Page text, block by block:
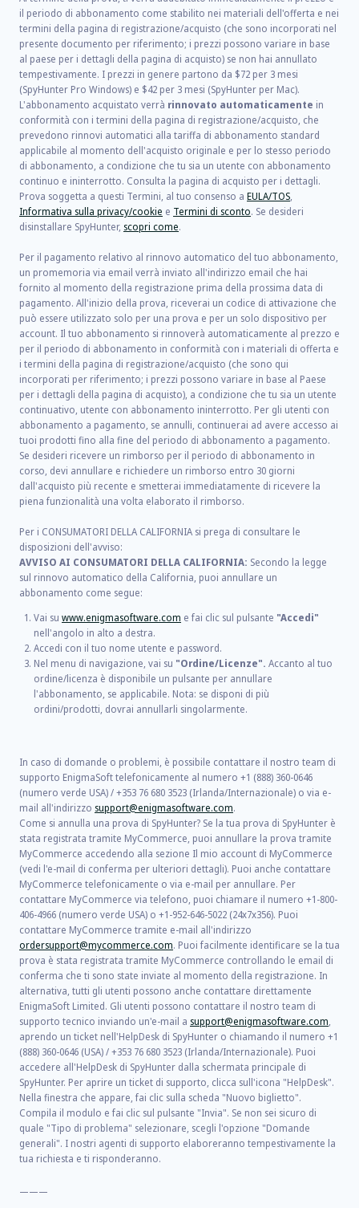
il periodo di abbonamento come stabilito nei materiali dell'offerta e nei
termini della pagina di registrazione/acquisto (che sono incorporati nel
presente documento per riferimento; i prezzi possono variare in base
al paese per i dettagli della pagina di acquisto) se non hai annullato
tempestivamente. I prezzi in genere partono da $72 per 3 mesi
(SpyHunter Pro Windows) e $42 per 3 mesi (SpyHunter per Mac).
L'abbonamento acquistato verrà rinnovato automaticamente in
conformità con i termini della pagina di registrazione/acquisto, che
prevedono rinnovi automatici alla tariffa di abbonamento standard
applicabile al momento dell'acquisto originale e per lo stesso periodo
di abbonamento, a condizione che tu sia un utente con abbonamento
continuo e ininterrotto. Consulta la pagina di acquisto per i dettagli.
Prova soggetta a questi Termini, al tuo consenso a EULA/TOS,
Informativa sulla privacy/cookie e Termini di sconto. Se desideri
disinstallare SpyHunter, scopri come.
Per il pagamento relativo al rinnovo automatico del tuo abbonamento,
un promemoria via email verrà inviato all'indirizzo email che hai
fornito al momento della registrazione prima della prossima data di
pagamento. All'inizio della prova, riceverai un codice di attivazione che
può essere utilizzato solo per una prova e per un solo dispositivo per
account. Il tuo abbonamento si rinnoverà automaticamente al prezzo e
per il periodo di abbonamento in conformità con i materiali di offerta e
i termini della pagina di registrazione/acquisto (che sono qui
incorporati per riferimento; i prezzi possono variare in base al Paese
per i dettagli della pagina di acquisto), a condizione che tu sia un utente
continuativo, utente con abbonamento ininterrotto. Per gli utenti con
abbonamento a pagamento, se annulli, continuerai ad avere accesso ai
tuoi prodotti fino alla fine del periodo di abbonamento a pagamento.
Se desideri ricevere un rimborso per il periodo di abbonamento in
corso, devi annullare e richiedere un rimborso entro 30 giorni
dall'acquisto più recente e smetterai immediatamente di ricevere la
piena funzionalità una volta elaborato il rimborso.
Per i CONSUMATORI DELLA CALIFORNIA si prega di consultare le
disposizioni dell'avviso:
AVVISO AI CONSUMATORI DELLA CALIFORNIA: Secondo la legge
sul rinnovo automatico della California, puoi annullare un
abbonamento come segue:
Vai su www.enigmasoftware.com e fai clic sul pulsante "Accedi"
nell'angolo in alto a destra.
Accedi con il tuo nome utente e password.
Nel menu di navigazione, vai su "Ordine/Licenze". Accanto al tuo
ordine/licenza è disponibile un pulsante per annullare
l'abbonamento, se applicabile. Nota: se disponi di più
ordini/prodotti, dovrai annullarli singolarmente.
In caso di domande o problemi, è possibile contattare il nostro team di
supporto EnigmaSoft telefonicamente al numero +1 (888) 360-0646
(numero verde USA) / +353 76 680 3523 (Irlanda/Internazionale) o via e-
mail all'indirizzo support@enigmasoftware.com.
Come si annulla una prova di SpyHunter? Se la tua prova di SpyHunter è
stata registrata tramite MyCommerce, puoi annullare la prova tramite
MyCommerce accedendo alla sezione Il mio account di MyCommerce
(vedi l'e-mail di conferma per ulteriori dettagli). Puoi anche contattare
MyCommerce telefonicamente o via e-mail per annullare. Per
contattare MyCommerce via telefono, puoi chiamare il numero +1-800-
406-4966 (numero verde USA) o +1-952-646-5022 (24x7x356). Puoi
contattare MyCommerce tramite e-mail all'indirizzo
ordersupport@mycommerce.com. Puoi facilmente identificare se la tua
prova è stata registrata tramite MyCommerce controllando le email di
conferma che ti sono state inviate al momento della registrazione. In
alternativa, tutti gli utenti possono anche contattare direttamente
EnigmaSoft Limited. Gli utenti possono contattare il nostro team di
supporto tecnico inviando un'e-mail a support@enigmasoftware.com,
aprendo un ticket nell'HelpDesk di SpyHunter o chiamando il numero +1
(888) 360-0646 (USA) / +353 76 680 3523 (Irlanda/Internazionale). Puoi
accedere all'HelpDesk di SpyHunter dalla schermata principale di
SpyHunter. Per aprire un ticket di supporto, clicca sull'icona "HelpDesk".
Nella finestra che appare, fai clic sulla scheda "Nuovo biglietto".
Compila il modulo e fai clic sul pulsante "Invia". Se non sei sicuro di
quale "Tipo di problema" selezionare, scegli l'opzione "Domande
generali". I nostri agenti di supporto elaboreranno tempestivamente la
tua richiesta e ti risponderanno.
———